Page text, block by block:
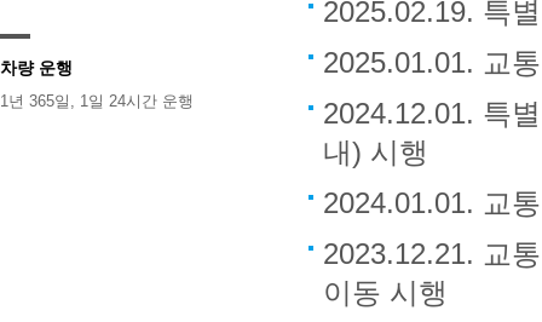
차량 운행
1년 365일, 1일 24시간 운행
2025.02.19. 특
2025.01.01. 교
2024.12.01. 특
내) 시행
2024.01.01. 교
2023.12.21. 교
이동 시행